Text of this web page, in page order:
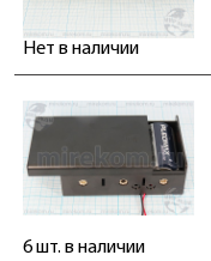
Нет в наличии
6 шт. в наличии